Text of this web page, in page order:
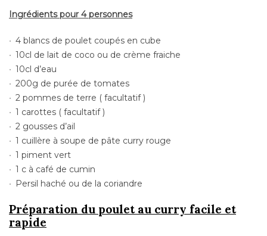
Ingrédients pour 4 personnes
4 blancs de poulet coupés en cube
10cl de lait de coco ou de crème fraiche
10cl d’eau
200g de purée de tomates
2 pommes de terre ( facultatif )
1 carottes ( facultatif )
2 gousses d’ail
1 cuillère à soupe de pâte curry rouge
1 piment vert
1 c à café de cumin
Persil haché ou de la coriandre
Préparation du poulet au curry facile et
rapide